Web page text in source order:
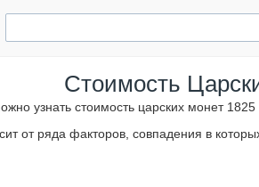
Стоимость
узнать стоимость царских монет
от ряда факторов, совпадения в